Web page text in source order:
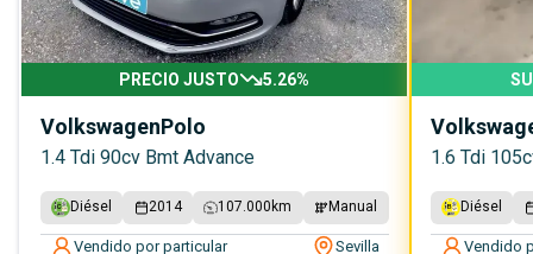
PRECIO JUSTO 5.26%
VolkswagenPolo
1.4 Tdi 90cv Bmt Advance
Diésel 2014 107.000 km Manual
Vendido por particular Sevilla
1.6 Tdi
Diésel
Vendido